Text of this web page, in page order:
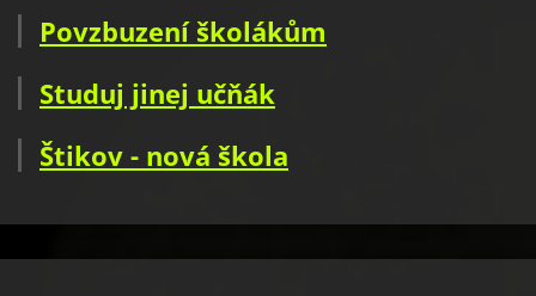
Povzbuzení školákům
Studuj jinej učňák
Štikov - nová škola